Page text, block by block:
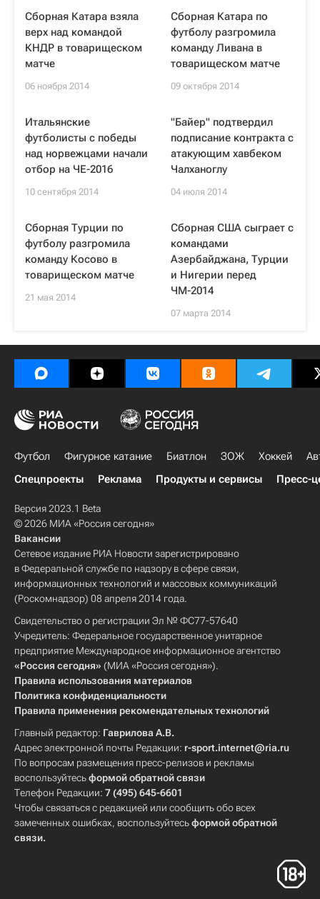
Сборная Катара взяла
верх над командой
КНДР в товарищеском
матче
06 ноября 2014
Сборная Катара по
футболу разгромила
команду Ливана в
товарищеском матче
09 октября 2014
Итальянские
футболисты с победы
над норвежцами начали
отбор на ЧЕ-2016
10 сентября 2014
"Байер" подтвердил
подписание контракта с
атакующим хавбеком
Чалханоглу
04 июля 2014
Сборная Турции по
футболу разгромила
команду Косово в
товарищеском матче
21 мая 2014
Сборная США сыграет с
командами
Азербайджана, Турции
и Нигерии перед
ЧМ-2014
07 марта 2014
Футбол Фигурное катание Биатлон ЗОЖ Хоккей
Спецпроекты
Реклама Продукты и сервисы Пресс-
Версия 2023.1 Beta
© 2026 МИА «Россия сегодня»
Вакансии
Сетевое издание РИА Новости зарегистрировано
в Федеральной службе по надзору в сфере связи,
информационных технологий и массовых коммуникаций
(Роскомнадзор) 08 апреля 2014 года.
Свидетельство о регистрации Эл № ФС77-57640
Учредитель: Федеральное государственное унитарное
предприятие Международное информационное агентство
«Россия сегодня» (МИА «Россия сегодня»).
Правила использования материалов
Политика конфиденциальности
Правила применения рекомендательных технологий
Главный редактор: Гаврилова А.В.
Адрес электронной почты Редакции: r-sport.internet@ria.ru
По вопросам размещения пресс-релизов и рекламы
воспользуйтесьформой обратной связи
Телефон Редакции: 7 (495) 645-6601
Чтобы связаться с редакцией или сообщить обо всех
замеченных ошибках, воспользуйтесьформой обратной
связи.